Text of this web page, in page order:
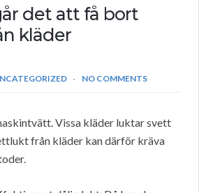
det att få bort
kläder
NO COMMENTS
Vissa kläder luktar svett
från kläder kan därför kräva